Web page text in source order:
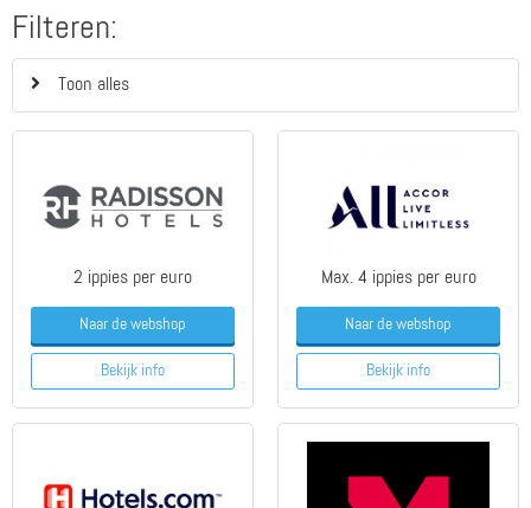
Filteren:
Toon alles
2 ippies per euro
Naar de webshop
Bekijk info
Max. 4 ippies per euro
Naar de webshop
Bekijk info